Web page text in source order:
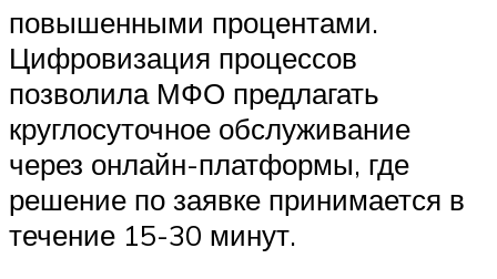
повышенными процентами.
Цифровизация процессов
позволила МФО предлагать
круглосуточное обслуживание
через онлайн-платформы, где
решение по заявке принимается в
течение 15-30 минут.